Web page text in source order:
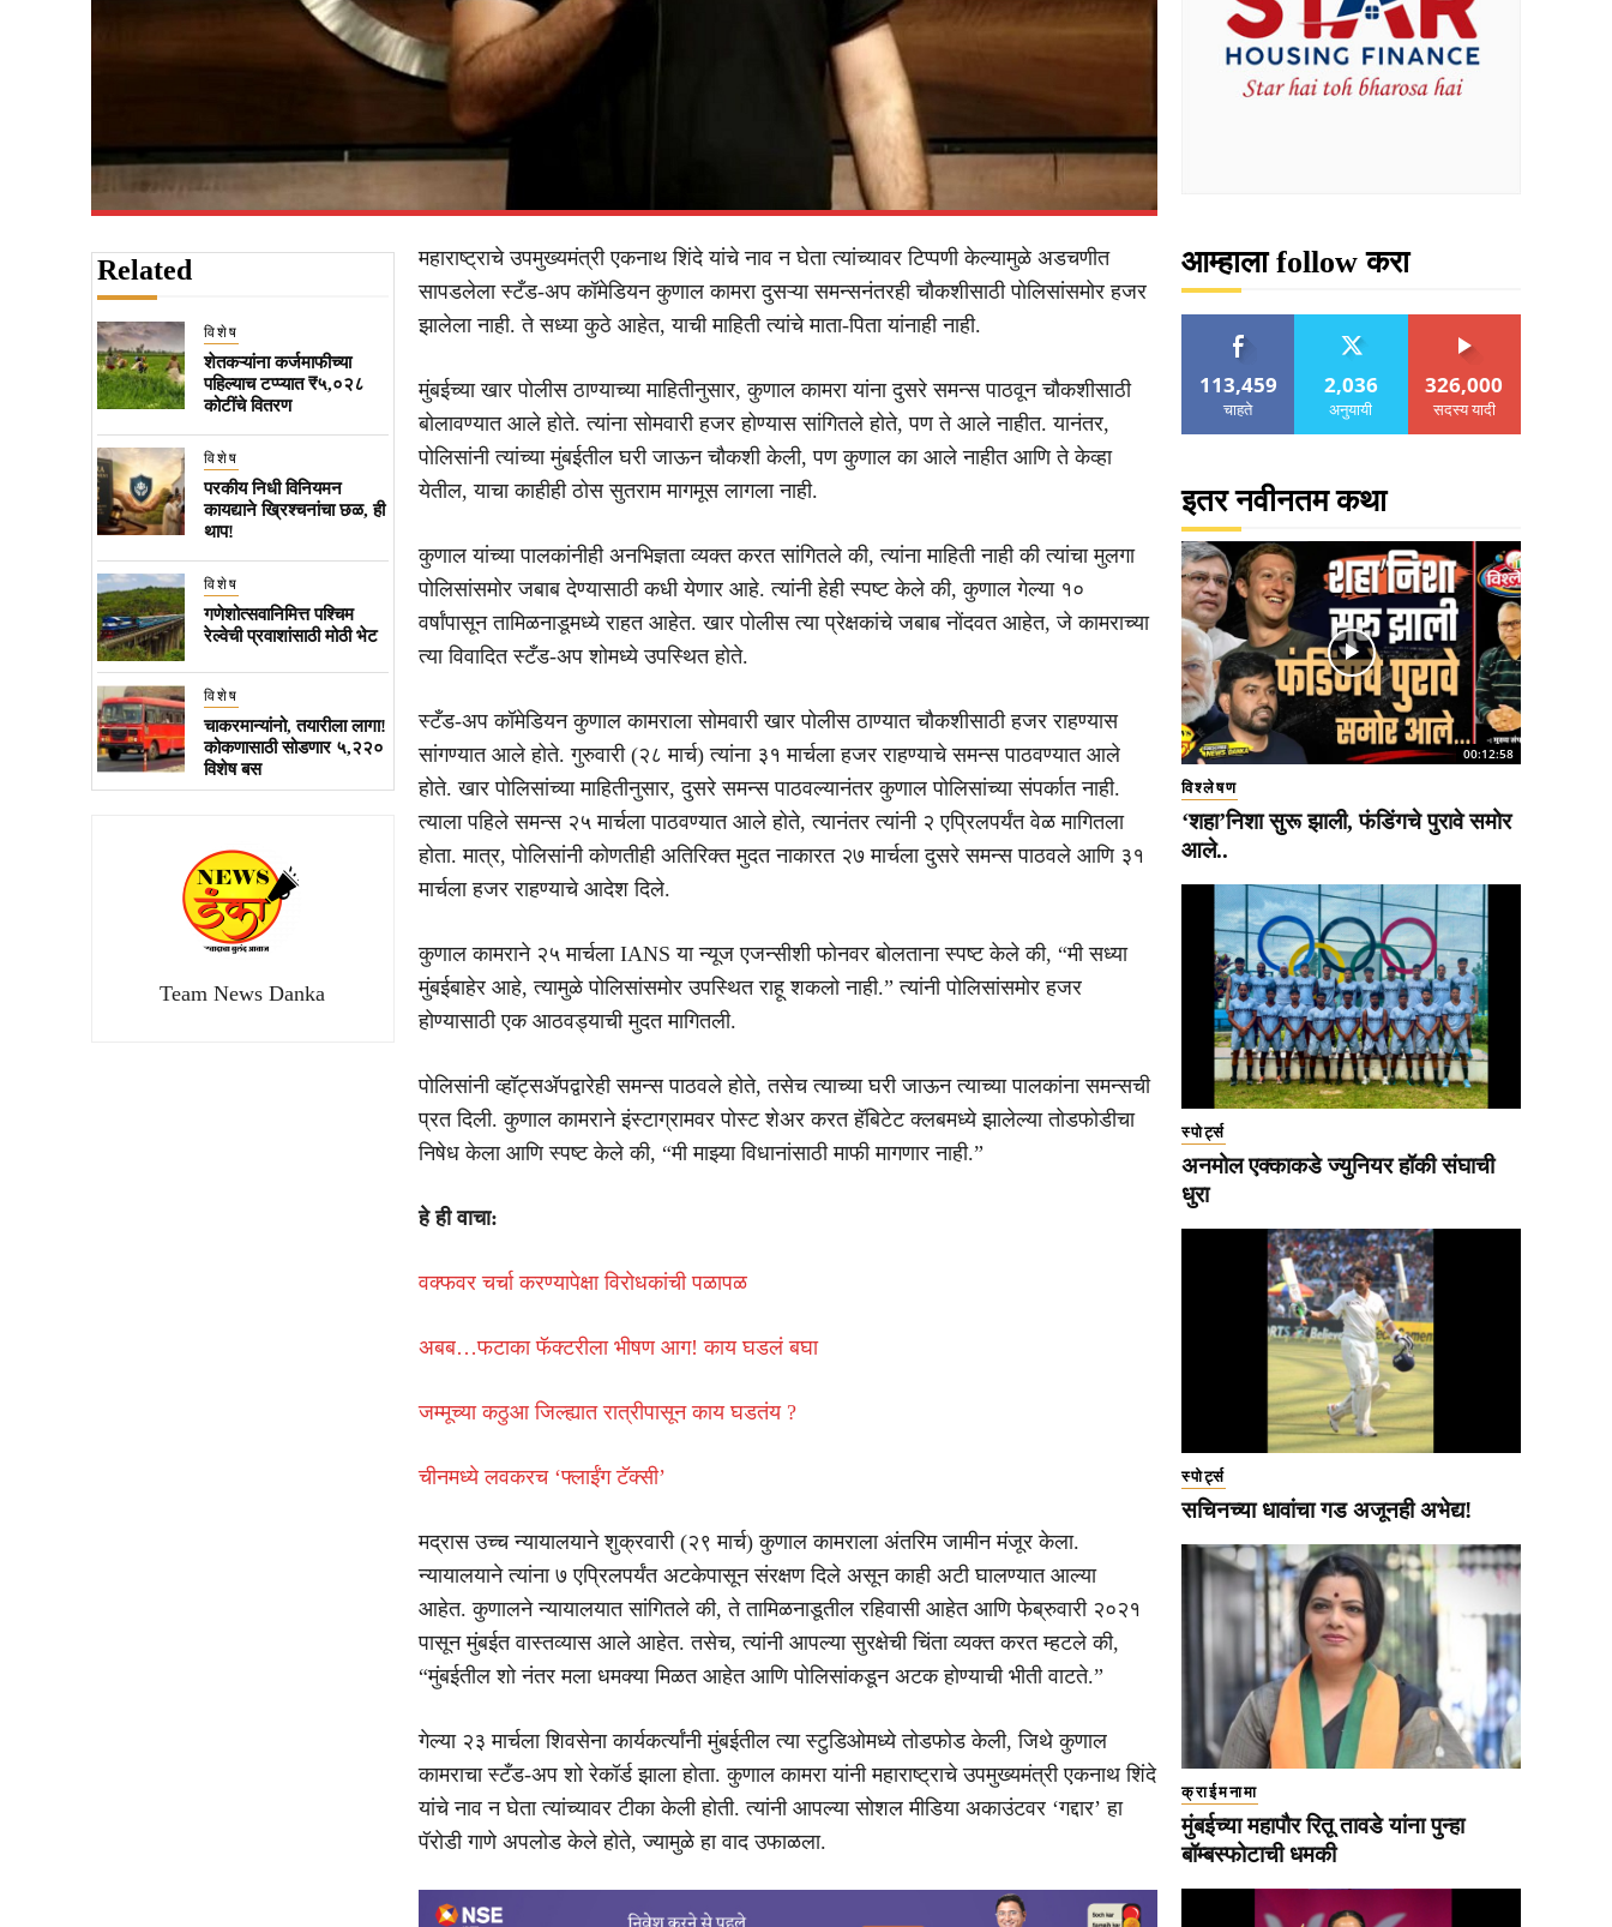
Related
विशेष
शेतकऱ्यांना कर्जमाफीच्या
पहिल्याच टप्प्यात ₹५,०२८
कोटींचे वितरण
विशेष
परकीय निधी विनियमन
कायद्याने ख्रिश्चनांचा छळ, ही
थाप!
विशेष
गणेशोत्सवानिमित्त पश्चिम
रेल्वेची प्रवाशांसाठी मोठी भेट
विशेष
चाकरमान्यांनो, तयारीला लागा!
कोकणासाठी सोडणार ५,२२०
विशेष बस
Team News Danka
महाराष्ट्राचे उपमुख्यमंत्री एकनाथ शिंदे यांचे नाव न घेता त्यांच्यावर टिप्पणी केल्यामुळे अडचणीत
सापडलेला स्टँड-अप कॉमेडियन कुणाल कामरा दुसऱ्या समन्सनंतरही चौकशीसाठी पोलिसांसमोर हजर
झालेला नाही. ते सध्या कुठे आहेत, याची माहिती त्यांचे माता-पिता यांनाही नाही.
मुंबईच्या खार पोलीस ठाण्याच्या माहितीनुसार, कुणाल कामरा यांना दुसरे समन्स पाठवून चौकशीसाठी
बोलावण्यात आले होते. त्यांना सोमवारी हजर होण्यास सांगितले होते, पण ते आले नाहीत. यानंतर,
पोलिसांनी त्यांच्या मुंबईतील घरी जाऊन चौकशी केली, पण कुणाल का आले नाहीत आणि ते केव्हा
येतील, याचा काहीही ठोस सुतराम मागमूस लागला नाही.
कुणाल यांच्या पालकांनीही अनभिज्ञता व्यक्त करत सांगितले की, त्यांना माहिती नाही की त्यांचा मुलगा
पोलिसांसमोर जबाब देण्यासाठी कधी येणार आहे. त्यांनी हेही स्पष्ट केले की, कुणाल गेल्या १०
वर्षांपासून तामिळनाडूमध्ये राहत आहेत. खार पोलीस त्या प्रेक्षकांचे जबाब नोंदवत आहेत, जे कामराच्या
त्या विवादित स्टँड-अप शोमध्ये उपस्थित होते.
स्टँड-अप कॉमेडियन कुणाल कामराला सोमवारी खार पोलीस ठाण्यात चौकशीसाठी हजर राहण्यास
सांगण्यात आले होते. गुरुवारी (२८ मार्च) त्यांना ३१ मार्चला हजर राहण्याचे समन्स पाठवण्यात आले
होते. खार पोलिसांच्या माहितीनुसार, दुसरे समन्स पाठवल्यानंतर कुणाल पोलिसांच्या संपर्कात नाही.
त्याला पहिले समन्स २५ मार्चला पाठवण्यात आले होते, त्यानंतर त्यांनी २ एप्रिलपर्यंत वेळ मागितला
होता. मात्र, पोलिसांनी कोणतीही अतिरिक्त मुदत नाकारत २७ मार्चला दुसरे समन्स पाठवले आणि ३१
मार्चला हजर राहण्याचे आदेश दिले.
कुणाल कामराने २५ मार्चला IANS या न्यूज एजन्सीशी फोनवर बोलताना स्पष्ट केले की, “मी सध्या
मुंबईबाहेर आहे, त्यामुळे पोलिसांसमोर उपस्थित राहू शकलो नाही.” त्यांनी पोलिसांसमोर हजर
होण्यासाठी एक आठवड्याची मुदत मागितली.
पोलिसांनी व्हॉट्सअ‍ॅपद्वारेही समन्स पाठवले होते, तसेच त्याच्या घरी जाऊन त्याच्या पालकांना समन्सची
प्रत दिली. कुणाल कामराने इंस्टाग्रामवर पोस्ट शेअर करत हॅबिटेट क्लबमध्ये झालेल्या तोडफोडीचा
निषेध केला आणि स्पष्ट केले की, “मी माझ्या विधानांसाठी माफी मागणार नाही.”
हे ही वाचा:
वक्फवर चर्चा करण्यापेक्षा विरोधकांची पळापळ
अबब…फटाका फॅक्टरीला भीषण आग! काय घडलं बघा
जम्मूच्या कठुआ जिल्ह्यात रात्रीपासून काय घडतंय ?
चीनमध्ये लवकरच ‘फ्लाईंग टॅक्सी’
मद्रास उच्च न्यायालयाने शुक्रवारी (२९ मार्च) कुणाल कामराला अंतरिम जामीन मंजूर केला.
न्यायालयाने त्यांना ७ एप्रिलपर्यंत अटकेपासून संरक्षण दिले असून काही अटी घालण्यात आल्या
आहेत. कुणालने न्यायालयात सांगितले की, ते तामिळनाडूतील रहिवासी आहेत आणि फेब्रुवारी २०२१
पासून मुंबईत वास्तव्यास आले आहेत. तसेच, त्यांनी आपल्या सुरक्षेची चिंता व्यक्त करत म्हटले की,
“मुंबईतील शो नंतर मला धमक्या मिळत आहेत आणि पोलिसांकडून अटक होण्याची भीती वाटते.”
गेल्या २३ मार्चला शिवसेना कार्यकर्त्यांनी मुंबईतील त्या स्टुडिओमध्ये तोडफोड केली, जिथे कुणाल
कामराचा स्टँड-अप शो रेकॉर्ड झाला होता. कुणाल कामरा यांनी महाराष्ट्राचे उपमुख्यमंत्री एकनाथ शिंदे
यांचे नाव न घेता त्यांच्यावर टीका केली होती. त्यांनी आपल्या सोशल मीडिया अकाउंटवर ‘गद्दार’ हा
पॅरोडी गाणे अपलोड केले होते, ज्यामुळे हा वाद उफाळला.
आम्हाला follow करा
113,459
चाहते
2,036
अनुयायी
326,000
सदस्य यादी
इतर नवीनतम कथा
00:12:58
विश्लेषण
‘शहा’निशा सुरू झाली, फंडिंगचे पुरावे समोर
आले..
स्पोर्ट्स
अनमोल एक्काकडे ज्युनियर हॉकी संघाची
धुरा
स्पोर्ट्स
सचिनच्या धावांचा गड अजूनही अभेद्य!
क्राईमनामा
मुंबईच्या महापौर रितू तावडे यांना पुन्हा
बॉम्बस्फोटाची धमकी